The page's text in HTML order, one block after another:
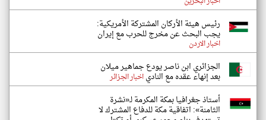
رئيس هيئة الأركان المشتركة الأمريكية:
يجب البحث عن مخرج للحرب مع إيران
اخبار الاردن
الجزائري ابن ناصر يودع جماهير ميلان
بعد إنهاء عقده مع النادياخبار الجزائر
أستاذ جغرافيا بمكة المكرمة لـ«نشرة
الثامنة»: اتفاقية مكة للدفاع المشترك لا